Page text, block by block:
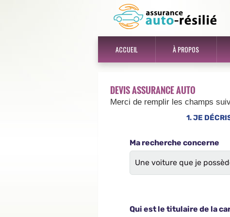
ACCUEIL À PROPOS
DEVIS ASSURANCE AUTO
Merci de remplir les champs